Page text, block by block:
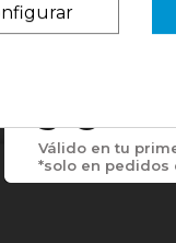
¿Es tu
Válido en tu
*solo en
3 €